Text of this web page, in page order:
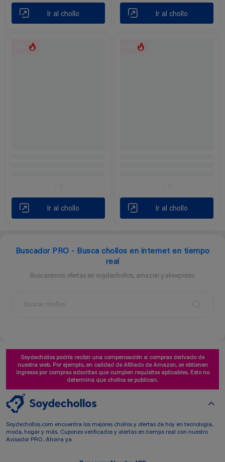
Ir al chollo Ir al chollo
Ir al chollo Ir al chollo
Buscador PRO - Busca chollos en internet en tiempo
real
Buscaremos ofertas en soydechollos, amazon y aliexpress.
Soydechollos podría recibir una compensación si compras derivado de
nuestra web. Por ejemplo, en calidad de Afiliado de Amazon, se obtienen
ingresos por compras adscritas que cumplen requisitos aplicables. Esto no
determina que chollos se publican.
Soydechollos.com encuentra los mejores chollos y ofertas de hoy en tecnología,
moda, hogar y más. Cupones verificados y alertas en tiempo real con nuestro
Avisador PRO. Ahorra ya